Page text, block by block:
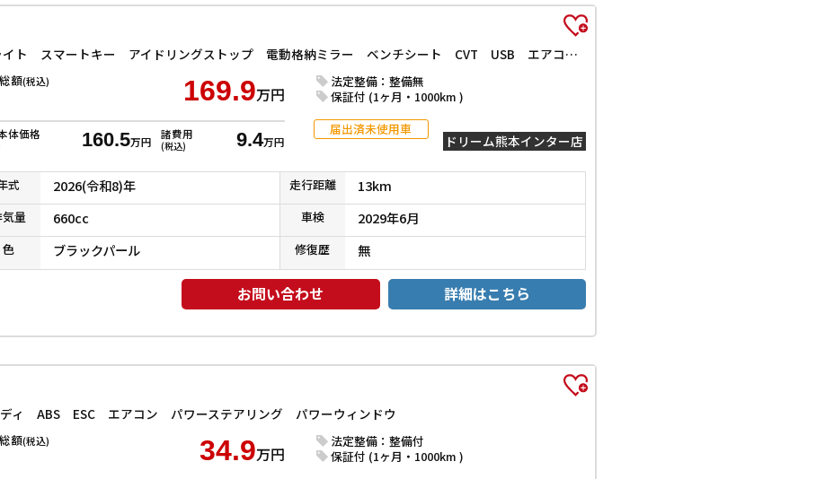
X 両側スライド・片側電動 オートマチックハイビーム オートライト スマートキー アイドリングストップ 電動格納ミラー ベンチシート CVT USB エアコン パワーステアリング パワーウィンドウ
額(税込) 169.9万円
体価格 160.5万円
諸費用
(税込) 9.4万円
法定整備：整備無
保証付 (1ヶ月・1000km )
届出済未使用車
ドリーム熊本インター店
式 2026(令和8)年 走行距離 13km
量 660cc 車検 2029年6月
色 ブラックパール 修復歴 無
お問い合わせ 詳細はこちら
ABS ESC エアコン パワーステアリング パワーウィンドウ
額(税込) 34.9万円
法定整備：整備付
保証付 (1ヶ月・1000km )